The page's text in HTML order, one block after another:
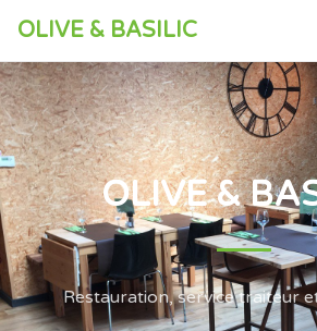
OLIVE & BASILIC
OLIVE &
Restauration, service traiteur